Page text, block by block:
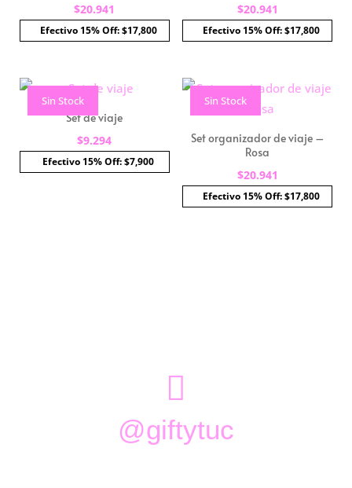
$20.941
Efectivo 15% Off: $17,800
$20.941
Efectivo 15% Off: $17,800
Sin Stock
Set de viaje
$9.294
Efectivo 15% Off: $7,900
Sin Stock
Set organizador de viaje –
Rosa
$20.941
Efectivo 15% Off: $17,800

@giftytuc